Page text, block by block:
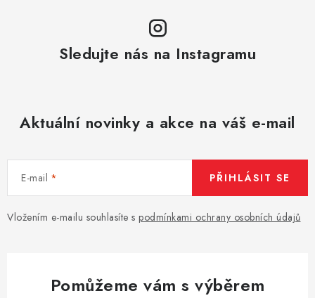
Sledujte nás na Instagramu
Aktuální novinky a akce na váš e-mail
E-mail
Vložením e-mailu souhlasíte s podmínkami ochrany osobních údajů
PŘIHLÁSIT SE
Pomůžeme vám s výběrem